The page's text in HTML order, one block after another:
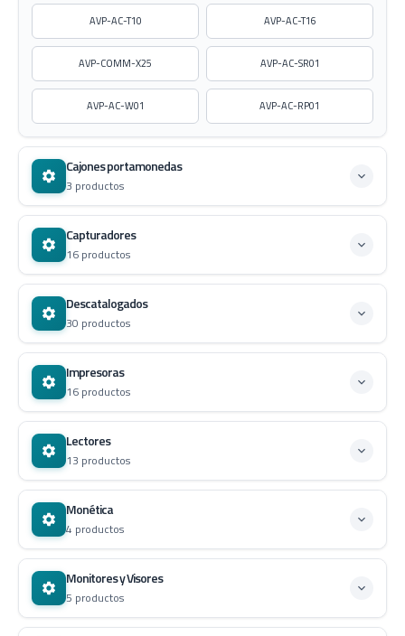
AVP-AC-T10 AVP-AC-T16
AVP-COMM-X25 AVP-AC-SR01
AVP-AC-W01 AVP-AC-RP01
Cajones portamonedas
3 productos
Capturadores
16 productos
Descatalogados
30 productos
Impresoras
16 productos
Lectores
13 productos
Monética
4 productos
Monitores y Visores
5 productos